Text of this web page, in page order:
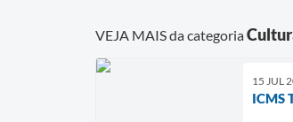
VEJA MAIS da categoria
15 JUL
ICMS